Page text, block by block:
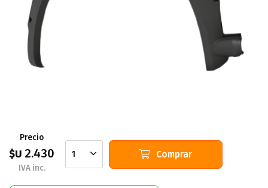
Precio
$U 2.430
IVA inc.
1 Comprar